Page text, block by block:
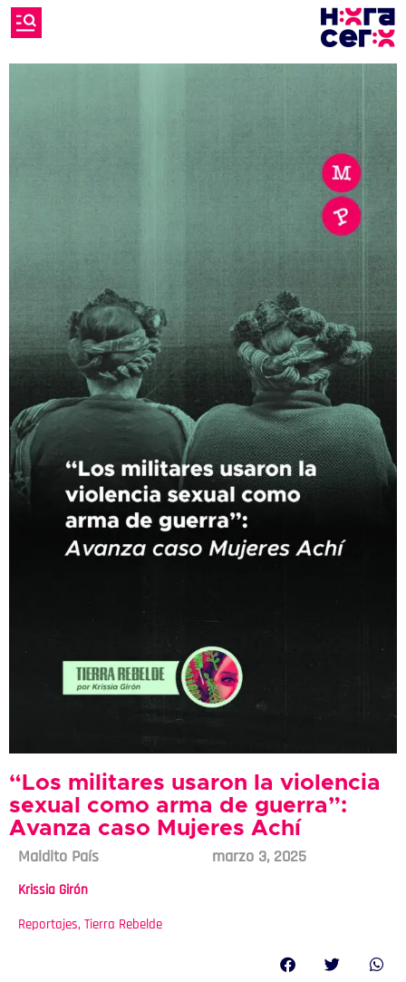
“Los militares usaron la violencia
sexual como arma de guerra”:
Avanza caso Mujeres Achí
Maldito País marzo 3, 2025
Krissia Girón
Reportajes, Tierra Rebelde